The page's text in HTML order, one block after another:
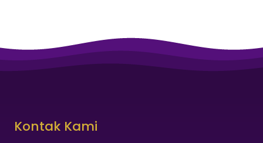
Kontak Kami